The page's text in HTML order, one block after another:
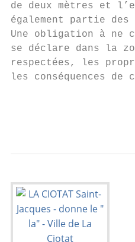
de deux mètres et
également partie des
Une obligation à ne
se déclare dans la
respectées, les
les conséquences de